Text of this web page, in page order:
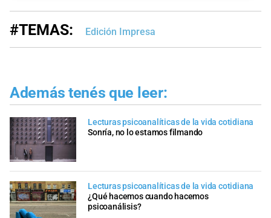
#TEMAS: Edición Impresa
Además tenés que leer:
Lecturas psicoanalíticas de la vida cotidiana
Sonría, no lo estamos filmando
Lecturas psicoanalíticas de la vida cotidiana
¿Qué hacemos cuando hacemos
psicoanálisis?